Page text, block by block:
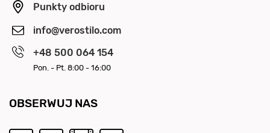
Punkty odbioru
info@verostilo.com
+48 500 064 154
Pon. - Pt. 8:00 - 16:00
OBSERWUJ NAS